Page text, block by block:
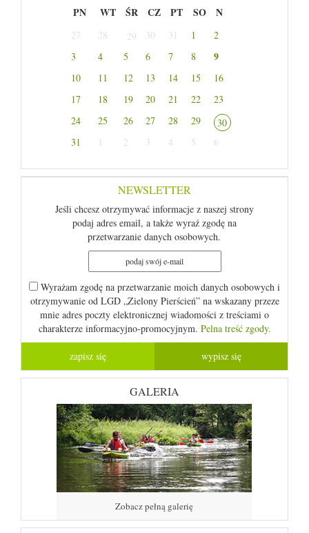
PN WT ŚR CZ PT SO N
27 28 29 30 31 1
2
3
4 5 6 7 8 9
10 11 12 13 14 15
16
17
18 19 20 21 22
23
24
25 26 27 28 29
30
31
1 2 3 4 5 6
NEWSLETTER
Jeśli chcesz otrzymywać informacje z naszej strony
podaj adres email, a także wyraź zgodę na
przetwarzanie danych osobowych.
Wyrażam zgodę na przetwarzanie moich danych osobowych i
otrzymywanie od LGD „Zielony Pierścień” na wskazany przeze
mnie adres poczty elektronicznej wiadomości z treściami o
charakterze informacyjno-promocyjnym. Pelna treść zgody.
GALERIA
Zobacz pełną galerię